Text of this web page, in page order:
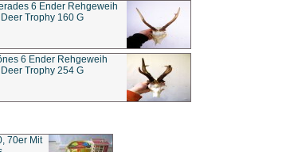
6 Ender Rehgeweih
Trophy 160 G
6 Ender Rehgeweih
Trophy 254 G
70er Mit